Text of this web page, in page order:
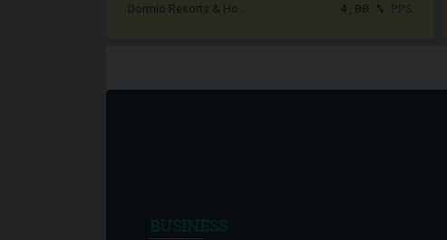
Dormio Resorts & Ho... 4,00 %